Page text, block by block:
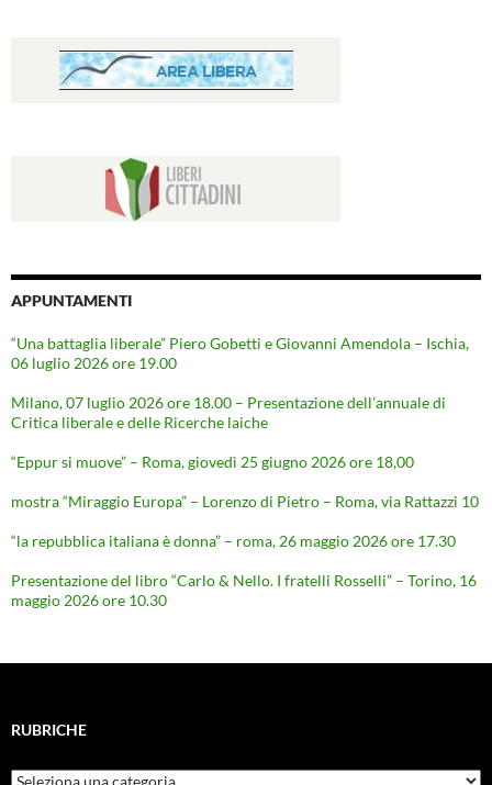
APPUNTAMENTI
“Una battaglia liberale” Piero Gobetti e Giovanni Amendola – Ischia,
06 luglio 2026 ore 19.00
Milano, 07 luglio 2026 ore 18.00 – Presentazione dell’annuale di
Critica liberale e delle Ricerche laiche
“Eppur si muove” – Roma, giovedì 25 giugno 2026 ore 18,00
mostra “Miraggio Europa” – Lorenzo di Pietro – Roma, via Rattazzi 10
“la repubblica italiana è donna” – roma, 26 maggio 2026 ore 17.30
Presentazione del libro “Carlo & Nello. I fratelli Rosselli” – Torino, 16
maggio 2026 ore 10.30
RUBRICHE
Rubriche